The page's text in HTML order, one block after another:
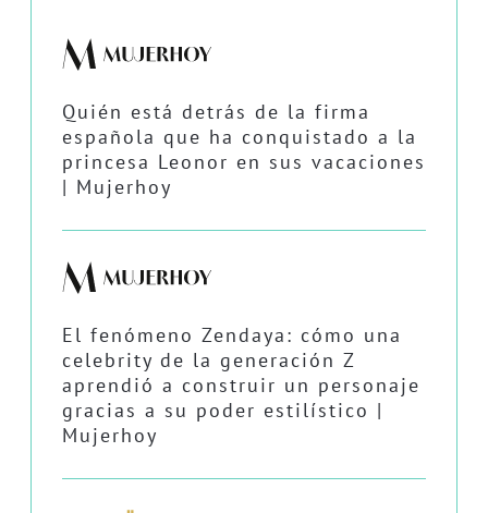
Quién está detrás de la firma
española que ha conquistado a la
princesa Leonor en sus vacaciones
| Mujerhoy
El fenómeno Zendaya: cómo una
celebrity de la generación Z
aprendió a construir un personaje
gracias a su poder estilístico |
Mujerhoy